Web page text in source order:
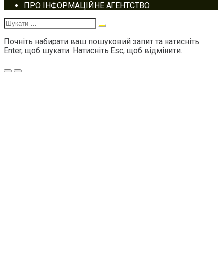
Footer
navigation
ПРО ІНФОРМАЦІЙНЕ АГЕНТСТВО
Шукати:
Почніть набирати ваш пошуковий запит та натисніть
Enter, щоб шукати. Натисніть Esc, щоб відмінити.
Меню